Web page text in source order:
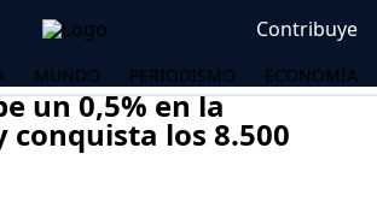
Contribuye
MUNDO PERIODISMO ECONOMÍA
un 0,5% en la
los 8.500